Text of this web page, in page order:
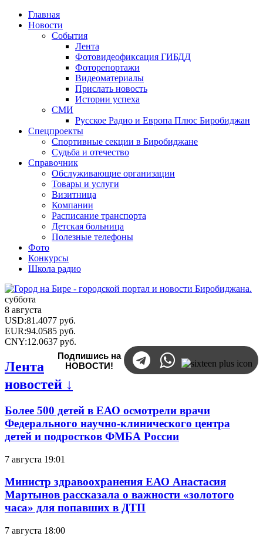
Главная
Новости
События
Лента
Фотовидеофиксация ГИБДД
Фоторепортажи
Видеоматериалы
Прислать новость
Истории успеха
СМИ
Русское Радио и Европа Плюс Биробиджан
Спецпроекты
Спортивные секции в Биробиджане
Судьба и отечество
Справочник
Обслуживающие организации
Товары и услуги
Визитница
Компании
Расписание транспорта
Детская больница
Полезные телефоны
Фото
Конкурсы
Школа радио
суббота
8 августа
USD:81.4077 руб.
EUR:94.0585 руб.
CNY:12.0637 руб.
Подпишись на
НОВОСТИ!
Лента
новостей ↓
Более 500 детей в ЕАО осмотрели врачи
Федерального научно-клинического центра
детей и подростков ФМБА России
7 августа 19:01
Министр здравоохранения ЕАО Анастасия
Мартынов рассказала о важности «золотого
часа» для попавших в ДТП
7 августа 18:00